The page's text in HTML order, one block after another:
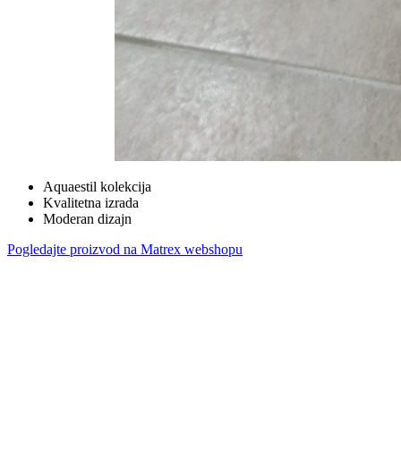
Aquaestil kolekcija
Kvalitetna izrada
Moderan dizajn
Pogledajte proizvod na Matrex webshopu